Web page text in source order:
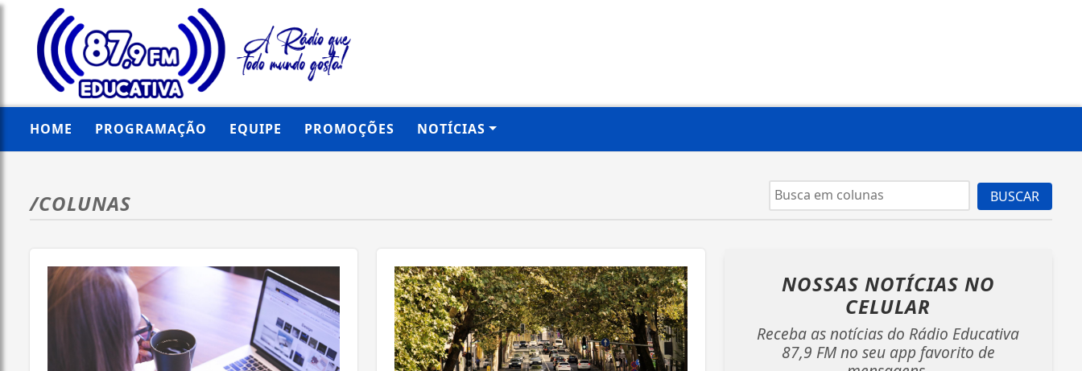
HOME PROGRAMAÇÃO EQUIPE PROMOÇÕES NOTÍCIAS
/COLUNAS BUSCAR
NOSSAS NOTÍCIAS NO
CELULAR
Receba as notícias do Rádio Educativa
87,9 FM no seu app favorito de